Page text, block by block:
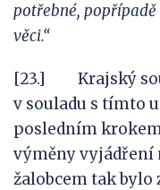
potřebné, popřípadě
věci.“
[23.] Krajský
v souladu s tímto
posledním
výměny vyjádření
žalobcem tak bylo